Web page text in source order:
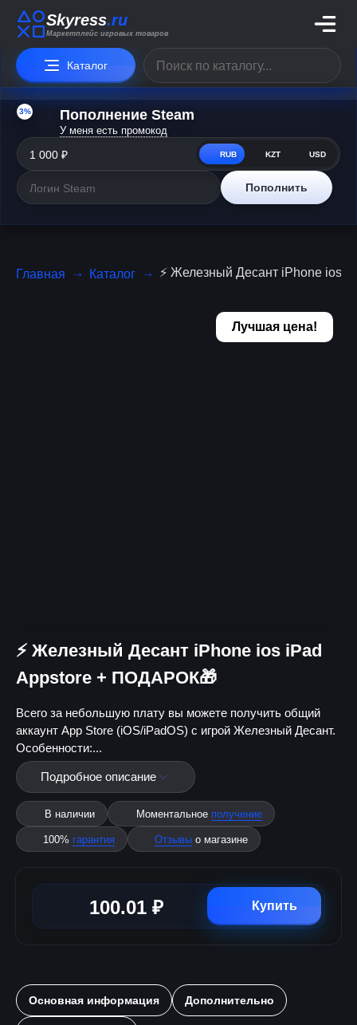
Skyress.ru
Маркетплейс игровых товаров
Каталог
3% Пополнение Steam
У меня есть промокод
RUB KZT USD
Пополнить
Главная Каталог ⚡️ Железный Десант iPhone ios
Лучшая цена!
⚡️ Железный Десант iPhone ios iPad
Appstore + ПОДАРОК🎁
Всего за небольшую плату вы можете получить общий
аккаунт App Store (iOS/iPadOS) с игрой Железный Десант.
Особенности:...
Подробное описание
В наличии Моментальное получение
100% гарантия Отзывы о магазине
100.01 ₽ Купить
Основная информация Дополнительно